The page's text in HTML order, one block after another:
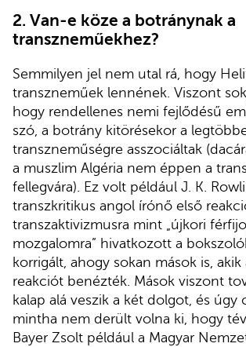
2. Van-e köze a botránynak a
transzneműekhez?
Semmilyen jel nem utal rá, hogy
transzneműek lennének. Viszont
hogy rendellenes nemi fejlődésű
szó, a botrány kitörésekor a
transzneműségre asszociáltak
a muszlim Algéria nem éppen a
fellegvára). Ez volt például J. K.
transzkritikus angol írónő első
transzaktivizmusra mint „újkori
mozgalomra” hivatkozott a
korrigált, ahogy sokan mások is, akik
reakciót benézték. Mások viszont
kalap alá veszik a két dolgot, és úgy
mintha nem derült volna ki, hogy
Bayer Zsolt például a Magyar